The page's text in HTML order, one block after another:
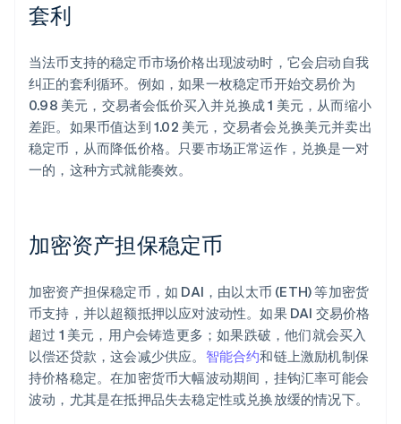
套利
当法币支持的稳定币市场价格出现波动时，它会启动自我
纠正的套利循环。例如，如果一枚稳定币开始交易价为
0.98 美元，交易者会低价买入并兑换成 1 美元，从而缩小
差距。如果币值达到 1.02 美元，交易者会兑换美元并卖出
稳定币，从而降低价格。只要市场正常运作，兑换是一对
一的，这种方式就能奏效。
加密资产担保稳定币
加密资产担保稳定币，如 DAI，由以太币 (ETH) 等加密货
币支持，并以超额抵押以应对波动性。如果 DAI 交易价格
超过 1 美元，用户会铸造更多；如果跌破，他们就会买入
以偿还贷款，这会减少供应。 智能合约和链上激励机制保
持价格稳定。在加密货币大幅波动期间，挂钩汇率可能会
波动，尤其是在抵押品失去稳定性或兑换放缓的情况下。